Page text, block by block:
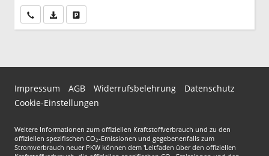
Wir rufen Sie anPDF-Datei, Fahrzeugexposé drucken
Impressum AGB Widerrufsbelehrung
Datenschutz
Cookie-Einstellungen
Weitere Informationen zum offiziellen Kraftstoffverbrauch und zu den
offiziellen spezifischen CO2-Emissionen und gegebenenfalls zum
Stromverbrauch neuer PKW können dem 'Leitfaden über den offiziellen